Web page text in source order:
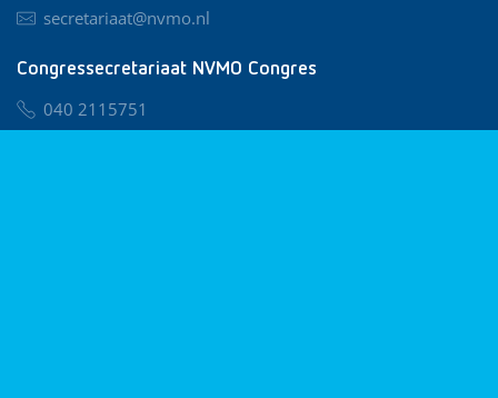
secretariaat@nvmo.nl
Congressecretariaat NVMO Congres
040 2115751